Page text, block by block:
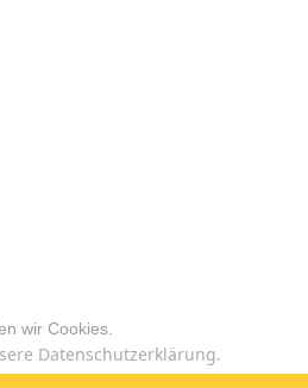
wir Cookies.
Datenschutzerklärung.